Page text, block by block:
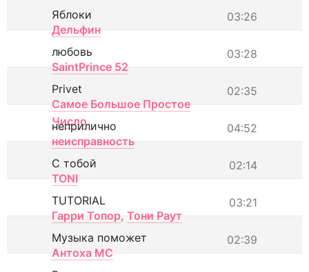
03:26
Яблоки
Дельфин
03:28
любовь
SaintPrince 52
02:35
Privet
Самое Большое Простое
Число
04:52
неприлично
неисправность
02:14
С тобой
TONI
03:21
TUTORIAL
Гарри Топор, Тони Раут
02:39
Музыка поможет
Антоха МС